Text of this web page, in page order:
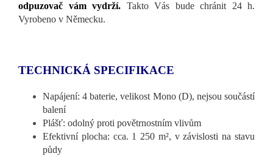
odpuzovač vám vydrží. Takto Vás bude chránit 24 h.
Vyrobeno v Německu.
TECHNICKÁ SPECIFIKACE
Napájení: 4 baterie, velikost Mono (D), nejsou součástí
balení
Plášť: odolný proti povětrnostním vlivům
Efektivní plocha: cca. 1 250 m², v závislosti na stavu
půdy